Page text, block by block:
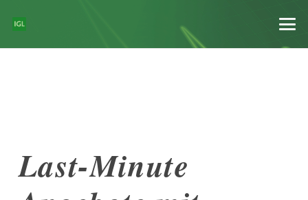
Last-Minute